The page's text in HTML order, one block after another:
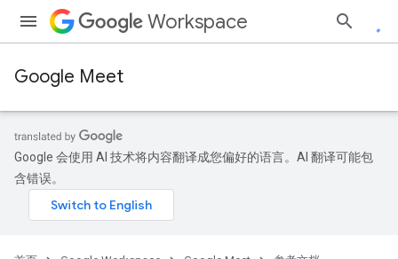
Workspace
Google Meet
Google 会使用 AI 技术将内容翻译成您偏好的语言。AI 翻译可能包
含错误。